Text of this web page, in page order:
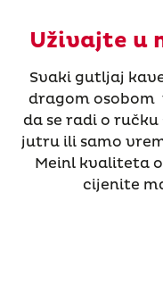
Uživajte u
Svaki gutljaj
dragom osobom
da se radi o
jutru ili samo
Meinl kvaliteta
cijenite